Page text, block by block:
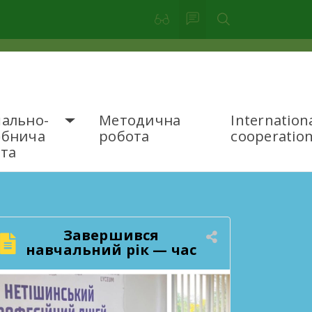
Методична
робота
Завершився
навчальний рік — час
підбити підсумки